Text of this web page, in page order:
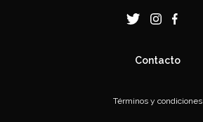
Contacto
Términos y condiciones